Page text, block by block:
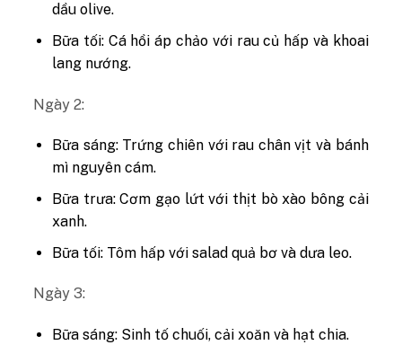
dầu olive.
Bữa tối: Cá hồi áp chảo với rau củ hấp và khoai
lang nướng.
Ngày 2:
Bữa sáng: Trứng chiên với rau chân vịt và bánh
mì nguyên cám.
Bữa trưa: Cơm gạo lứt với thịt bò xào bông cải
xanh.
Bữa tối: Tôm hấp với salad quả bơ và dưa leo.
Ngày 3:
Bữa sáng: Sinh tố chuối, cải xoăn và hạt chia.